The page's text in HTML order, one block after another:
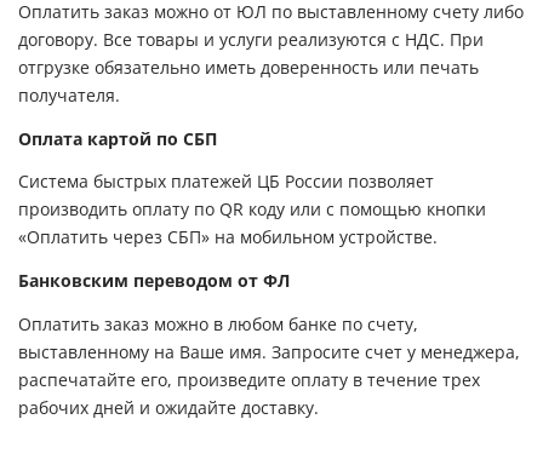
Оплатить заказ можно от ЮЛ по выставленному счету либо
договору. Все товары и услуги реализуются с НДС. При
отгрузке обязательно иметь доверенность или печать
получателя.
Оплата картой по СБП
Система быстрых платежей ЦБ России позволяет
производить оплату по QR коду или с помощью кнопки
«Оплатить через СБП» на мобильном устройстве.
Банковским переводом от ФЛ
Оплатить заказ можно в любом банке по счету,
выставленному на Ваше имя. Запросите счет у менеджера,
распечатайте его, произведите оплату в течение трех
рабочих дней и ожидайте доставку.